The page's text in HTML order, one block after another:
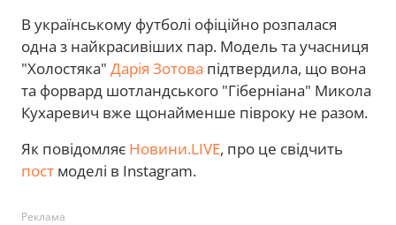
В українському футболі офіційно розпалася
одна з найкрасивіших пар. Модель та учасниця
"Холостяка" Дарія Зотова підтвердила, що вона
та форвард шотландського "Гіберніана" Микола
Кухаревич вже щонайменше півроку не разом.
Як повідомляє Новини.LIVE, про це свідчить
пост моделі в Instagram.
Реклама